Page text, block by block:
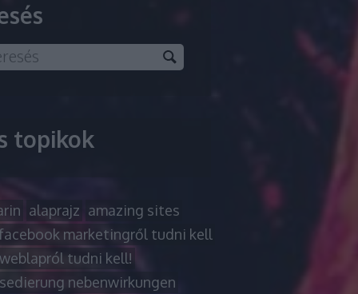
topikok
alaprajz amazing sites
marketingről tudni kell
tudni kell!
nebenwirkungen